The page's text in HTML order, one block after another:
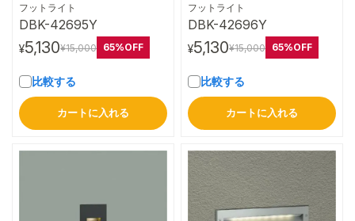
フットライト
DBK-42695Y
¥5,130¥15,000 65%OFF
比較する
カートに入れる
フットライト
DBK-42696Y
¥5,130¥15,000 65%OFF
比較する
カートに入れる